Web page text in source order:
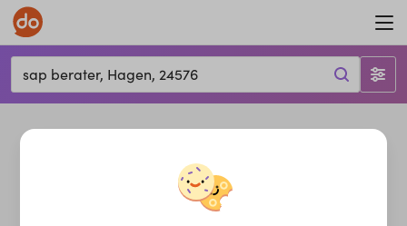
sap berater, Hagen, 24576